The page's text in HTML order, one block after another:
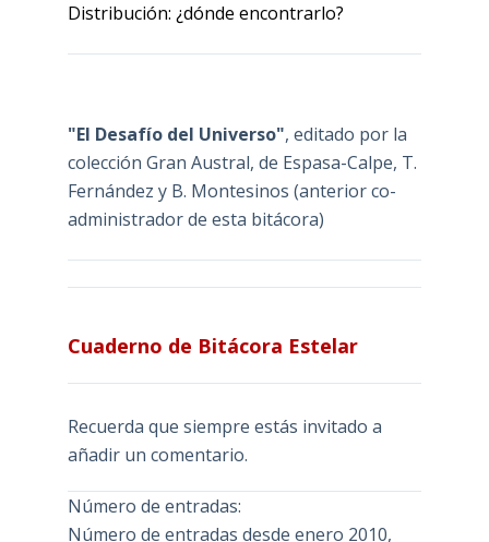
Distribución: ¿dónde encontrarlo?
"El Desafío del Universo", editado por la
colección Gran Austral, de Espasa-Calpe, T.
Fernández y B. Montesinos (anterior co-
administrador de esta bitácora)
Cuaderno de Bitácora Estelar
Recuerda que siempre estás invitado a
añadir un comentario.
Número de entradas:
Número de entradas desde enero 2010,